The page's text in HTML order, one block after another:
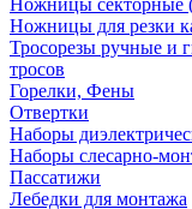
Ножницы
Ножницы для резки
Тросорезы ручные и
тросов
Горелки, Фены
Отвертки
Наборы
Наборы слесарно-
Пассатижи
Лебедки для монтажа